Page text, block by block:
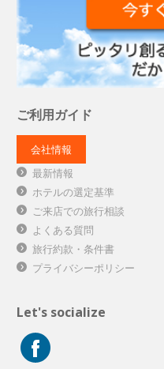
ご利用ガイド
会社情報
最新情報
ホテルの選定基準
ご来店での旅行相談
よくある質問
旅行約款・条件書
プライバシーポリシー
Let's socialize